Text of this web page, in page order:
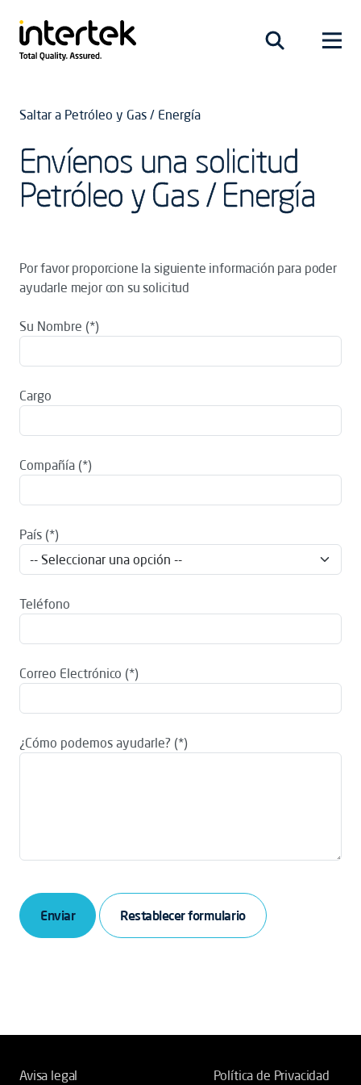
Saltar a Petróleo y Gas / Energía
Envíenos una solicitud
Petróleo y Gas / Energía
Por favor proporcione la siguiente información para poder
ayudarle mejor con su solicitud
Su Nombre
Cargo
Compañía
País
Teléfono
Correo Electrónico
¿Cómo podemos ayudarle?
Enviar
Avisa legal Política de Privacidad